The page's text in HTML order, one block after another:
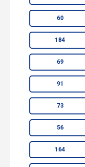
60
184
69
91
73
56
164